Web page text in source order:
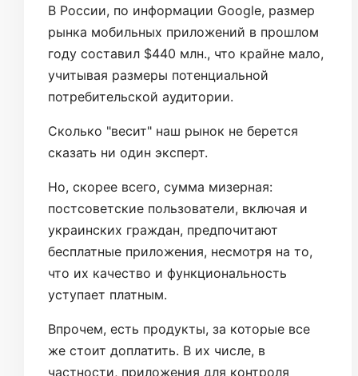
В России, по информации Google, размер
рынка мобильных приложений в прошлом
году составил $440 млн., что крайне мало,
учитывая размеры потенциальной
потребительской аудитории.
Сколько "весит" наш рынок не берется
сказать ни один эксперт.
Но, скорее всего, сумма мизерная:
постсоветские пользователи, включая и
украинских граждан, предпочитают
бесплатные приложения, несмотря на то,
что их качество и функциональность
уступает платным.
Впрочем, есть продукты, за которые все
же стоит доплатить. В их числе, в
частности, приложения для контроля